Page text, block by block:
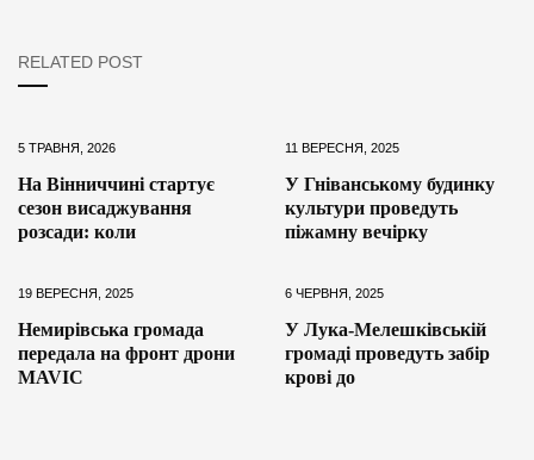
RELATED POST
5 ТРАВНЯ, 2026
На Вінниччині стартує
сезон висаджування
розсади: коли
11 ВЕРЕСНЯ, 2025
У Гніванському будинку
культури проведуть
піжамну вечірку
19 ВЕРЕСНЯ, 2025
Немирівська громада
передала на фронт дрони
MAVIC
6 ЧЕРВНЯ, 2025
У Лука-Мелешківській
громаді проведуть забір
крові до